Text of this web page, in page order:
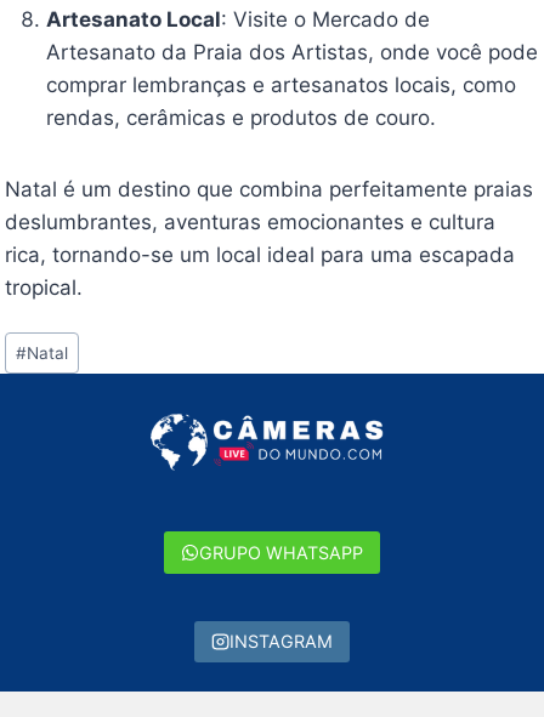
Artesanato Local: Visite o Mercado de
Artesanato da Praia dos Artistas, onde você pode
comprar lembranças e artesanatos locais, como
rendas, cerâmicas e produtos de couro.
Natal é um destino que combina perfeitamente praias
deslumbrantes, aventuras emocionantes e cultura
rica, tornando-se um local ideal para uma escapada
tropical.
Tags
do
#Natal
GRUPO WHATSAPP
INSTAGRAM